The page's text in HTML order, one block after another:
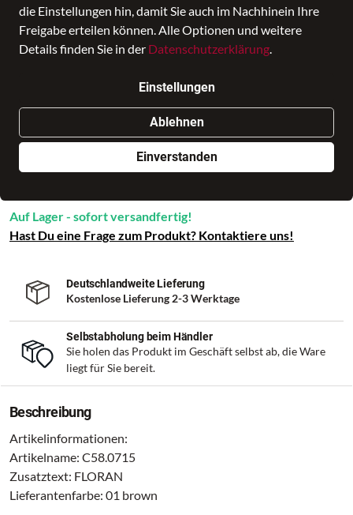
die Einstellungen hin, damit Sie auch im Nachhinein Ihre
Freigabe erteilen können. Alle Optionen und weitere
Details finden Sie in der Datenschutzerklärung.
Einstellungen
Ablehnen
Einverstanden
Floran Brown
Nur noch weniger als 3 Artikel im Geschäft vorhanden.
In den Warenkorb
Auf Lager - sofort versandfertig!
Hast Du eine Frage zum Produkt? Kontaktiere uns!
Deutschlandweite Lieferung
Kostenlose Lieferung 2-3 Werktage
Selbstabholung beim Händler
Sie holen das Produkt im Geschäft selbst ab, die Ware
liegt für Sie bereit.
Beschreibung
Artikelinformationen:
Artikelname: C58.0715
Zusatztext: FLORAN
Lieferantenfarbe: 01 brown